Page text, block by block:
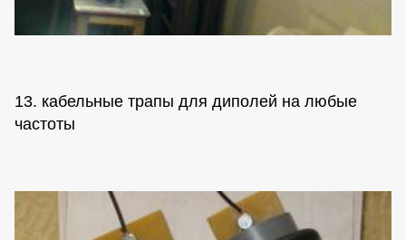
13. кабельные трапы для диполей на любые
частоты